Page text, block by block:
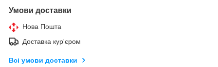
Умови доставки
Нова Пошта
Доставка кур'єром
Всі умови доставки